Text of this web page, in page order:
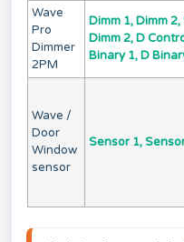
Wave
Pro
Dimmer
2PM
Dimm 1, Dimm
Dimm 2, D
Binary 1, D
Wave /
Door
Window
sensor
Sensor 1,